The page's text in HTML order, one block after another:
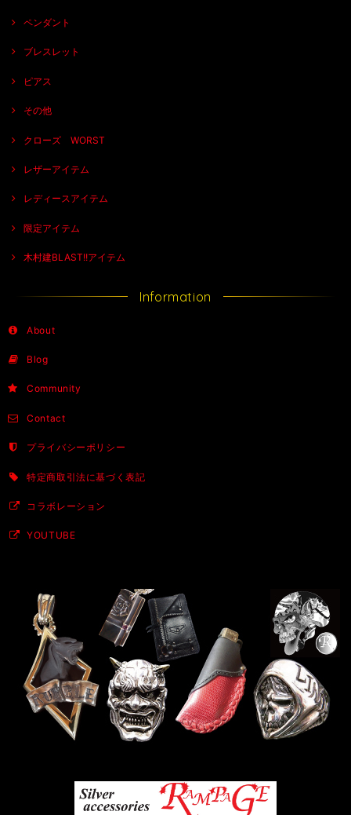
ペンダント
ブレスレット
ピアス
その他
クローズ WORST
レザーアイテム
レディースアイテム
限定アイテム
木村建BLAST!!アイテム
Information
About
Blog
Community
Contact
プライバシーポリシー
特定商取引法に基づく表記
コラボレーション
YOUTUBE